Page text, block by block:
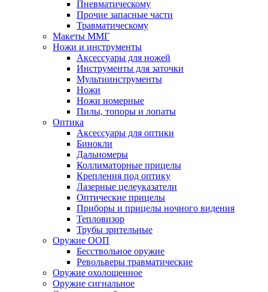
Пневматическому
Прочие запасные части
Травматическому
Макеты ММГ
Ножи и инструменты
Аксессуары для ножей
Инструменты для заточки
Мультиинструменты
Ножи
Ножи номерные
Пилы, топоры и лопаты
Оптика
Аксессуары для оптики
Бинокли
Дальномеры
Коллиматорные прицелы
Крепления под оптику
Лазерные целеуказатели
Оптические прицелы
Приборы и прицелы ночного видения
Тепловизор
Трубы зрительные
Оружие ООП
Бесствольное оружие
Револьверы травматические
Оружие охолощенное
Оружие сигнальное